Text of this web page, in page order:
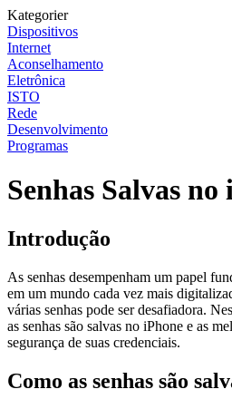
Kategorier
Dispositivos
Internet
Aconselhamento
Eletrônica
ISTO
Rede
Desenvolvimento
Programas
Senhas Salvas no
Introdução
As senhas desempenham um papel
em um mundo cada vez mais
várias senhas pode ser desafiadora.
as senhas são salvas no iPhone e as
segurança de suas credenciais.
Como as senhas são